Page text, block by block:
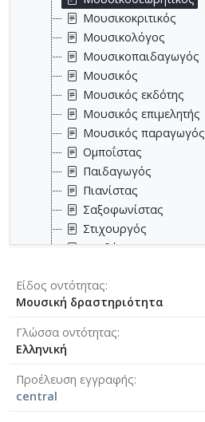
Μουσικοκριτικός
Μουσικολόγος
Μουσικοπαιδαγωγός
Μουσικός
Μουσικός εκδότης
Μουσικός επιμελητής
Μουσικός παραγωγός
Ομποΐστας
Παιδαγωγός
Πιανίστας
Σαξοφωνίστας
Στιχουργός
Συνθέτης
Τραγουδιστής
Τραγουδοποιός
Τρομπετίστας
Τσελίστας
Φλαουτίστας
Είδος οντότητας
Μουσική δραστηριότητα
Γλώσσα οντότητας
Ελληνική
Προέλευση εγγραφής
central